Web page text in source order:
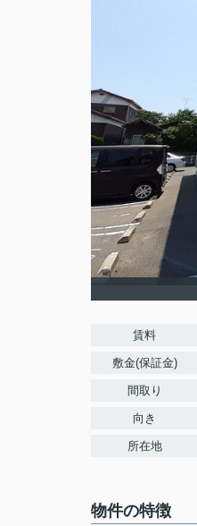
賃料
敷金(保証金)
間取り
向き
所在地
物件の特徴